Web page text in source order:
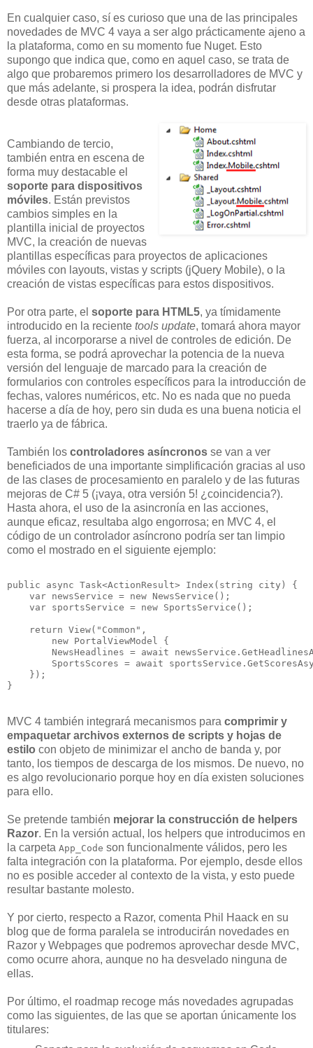
En cualquier caso, sí es curioso que una de las principales
novedades de MVC 4 vaya a ser algo prácticamente ajeno a
la plataforma, como en su momento fue Nuget. Esto
supongo que indica que, como en aquel caso, se trata de
algo que probaremos primero los desarrolladores de MVC y
que más adelante, si prospera la idea, podrán disfrutar
desde otras plataformas.
Cambiando de tercio,
también entra en escena de
forma muy destacable el
soporte para dispositivos
móviles. Están previstos
cambios simples en la
plantilla inicial de proyectos
MVC, la creación de nuevas
plantillas específicas para proyectos de aplicaciones
móviles con layouts, vistas y scripts (jQuery Mobile), o la
creación de vistas específicas para estos dispositivos.
Por otra parte, el soporte para HTML5, ya tímidamente
introducido en la reciente tools update, tomará ahora mayor
fuerza, al incorporarse a nivel de controles de edición. De
esta forma, se podrá aprovechar la potencia de la nueva
versión del lenguaje de marcado para la creación de
formularios con controles específicos para la introducción de
fechas, valores numéricos, etc. No es nada que no pueda
hacerse a día de hoy, pero sin duda es una buena noticia el
traerlo ya de fábrica.
También los controladores asíncronos se van a ver
beneficiados de una importante simplificación gracias al uso
de las clases de procesamiento en paralelo y de las futuras
mejoras de C# 5 (¡vaya, otra versión 5! ¿coincidencia?).
Hasta ahora, el uso de la asincronía en las acciones,
aunque eficaz, resultaba algo engorrosa; en MVC 4, el
código de un controlador asíncrono podría ser tan limpio
como el mostrado en el siguiente ejemplo:
public async Task<ActionResult> Index(string city) {
    var newsService = new NewsService();
    var sportsService = new SportsService();
    return View("Common",
        new PortalViewModel {
NewsHeadlines = await
SportsScores = await
    });
}
MVC 4 también integrará mecanismos para comprimir y
empaquetar archivos externos de scripts y hojas de
estilo con objeto de minimizar el ancho de banda y, por
tanto, los tiempos de descarga de los mismos. De nuevo, no
es algo revolucionario porque hoy en día existen soluciones
para ello.
Se pretende también mejorar la construcción de helpers
Razor. En la versión actual, los helpers que introducimos en
la carpeta App_Code son funcionalmente válidos, pero les
falta integración con la plataforma. Por ejemplo, desde ellos
no es posible acceder al contexto de la vista, y esto puede
resultar bastante molesto.
Y por cierto, respecto a Razor, comenta Phil Haack en su
blog que de forma paralela se introducirán novedades en
Razor y Webpages que podremos aprovechar desde MVC,
como ocurre ahora, aunque no ha desvelado ninguna de
ellas.
Por último, el roadmap recoge más novedades agrupadas
como las siguientes, de las que se aportan únicamente los
titulares: